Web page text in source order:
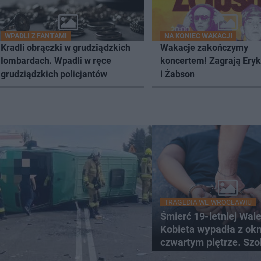
WPADLI Z FANTAMI
Kradli obrączki w grudziądzkich
lombardach. Wpadli w ręce
grudziądzkich policjantów
NA KONIEC WAKACJI
Wakacje zakończymy
koncertem! Zagrają
i Żabson
TRAGEDIA WE WROCŁAWIU
Śmierć 19-letniej
Kobieta wypadła z
czwartym piętrze.